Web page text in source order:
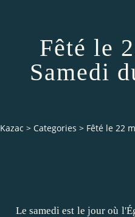
Fêté le
Samedi
Kazac > Categories > Fêté le 22
Le samedi est le jour où